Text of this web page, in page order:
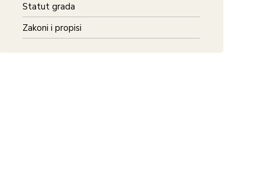
Statut grada
Zakoni i propisi